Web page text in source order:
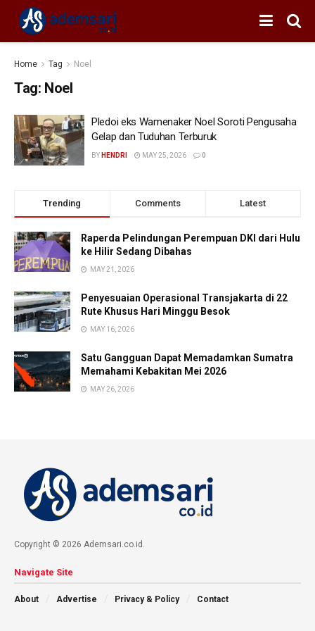
Home Tag Noel
Tag: Noel
Pledoi eks Wamenaker Noel Soroti Pengusaha
Gelap dan Tuduhan Terburuk
BY HENDRI MAY 25, 2026 0
Trending Comments Latest
Raperda Pelindungan Perempuan DKI dari Hulu
ke Hilir Sedang Dibahas
MAY 21, 2026
Penyesuaian Operasional Transjakarta di 22
Rute Khusus Hari Minggu Besok
MAY 16, 2026
Satu Gangguan Dapat Memadamkan Sumatra
Memahami Kebakitan Mei 2026
MAY 26, 2026
Copyright © 2026 Ademsari.co.id.
Navigate Site
About Advertise Privacy & Policy Contact